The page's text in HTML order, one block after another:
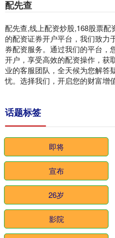
配先查
配先查,线上配资炒股,168股票
的配资证券开户平台，我们致力
券配资服务。通过我们的平台，
开户，享受高效的配资操作，获
业的客服团队，全天候为您解答
忧。选择我们，开启您的财富增
话题标签
即将
宣布
26岁
影院